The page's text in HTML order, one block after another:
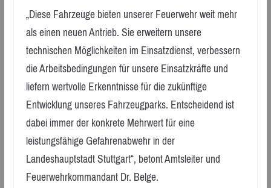
„Diese Fahrzeuge bieten unserer Feuerwehr weit mehr
als einen neuen Antrieb. Sie erweitern unsere
technischen Möglichkeiten im Einsatzdienst, verbessern
die Arbeitsbedingungen für unsere Einsatzkräfte und
liefern wertvolle Erkenntnisse für die zukünftige
Entwicklung unseres Fahrzeugparks. Entscheidend ist
dabei immer der konkrete Mehrwert für eine
leistungsfähige Gefahrenabwehr in der
Landeshauptstadt Stuttgart“, betont Amtsleiter und
Feuerwehrkommandant Dr. Belge.